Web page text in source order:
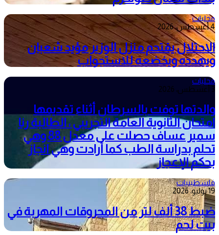
محليات
4 أغسطس، 2026
الاحتلال يقتحم منزل الوزير مؤيد شعبان
ويهدده ويخضعه للاستجواب
محليات
3 أغسطس، 2026
والدتها توفت بالسرطان أثناء تقديمها
امتحان الثانوية العامة التجريبي ، الطالبة رنا
سمير عساف حصلت على معدل 88 وهي
تحلم بدراسة الطب كما أرادت وهي انجاز
بحكم الإعجاز
فلسطينيات
19 يوليو، 2026
ضبط 38 ألف لتر من المحروقات المهربة في
بيت لحم